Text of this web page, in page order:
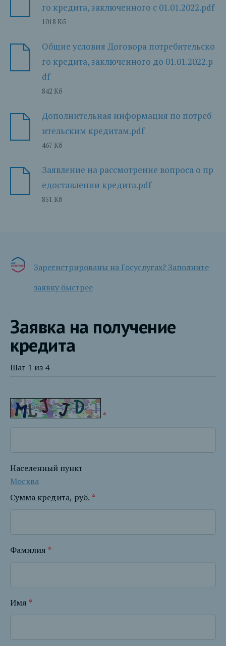
го кредита, заключенного с 01.01.2022.pdf
1018 Кб
Общие условия Договора потребительско
го кредита, заключенного до 01.01.2022.p
df
842 Кб
Дополнительная информация по потреб
ительским кредитам.pdf
467 Кб
Заявление на рассмотрение вопроса о пр
едоставлении кредита.pdf
851 Кб
Зарегистрированы на Госуслугах? Заполните
заявку быстрее
Заявка на получение
кредита
Шаг 1 из 4
*
Населенный пункт
Москва
Сумма кредита, руб. *
Фамилия *
Имя *